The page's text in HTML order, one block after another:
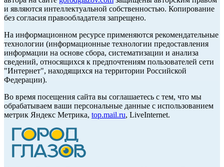
и являются интеллектуальной собственностью. Копирование
без согласия правообладателя запрещено.
На информационном ресурсе применяются рекомендательные
технологии (информационные технологии предоставления
информации на основе сбора, систематизации и анализа
сведений, относящихся к предпочтениям пользователей сети
"Интернет", находящихся на территории Российской
Федерации).
Во время посещения сайта вы соглашаетесь с тем, что мы
обрабатываем ваши персональные данные с использованием
метрик Яндекс Метрика, top.mail.ru, LiveInternet.